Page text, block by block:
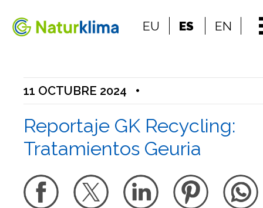
Ir a los contenidos
EU ES EN
11 OCTUBRE 2024 •
Reportaje GK Recycling:
Tratamientos Geuria